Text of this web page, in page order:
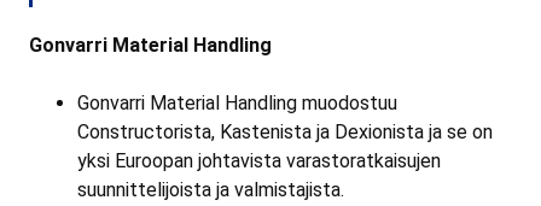
Gonvarri Material Handling
Gonvarri Material Handling muodostuu
Constructorista, Kastenista ja Dexionista ja se on
yksi Euroopan johtavista varastoratkaisujen
suunnittelijoista ja valmistajista.